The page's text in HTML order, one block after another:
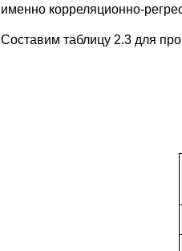
именно корреляционно-
Составим таблицу 2.3 для